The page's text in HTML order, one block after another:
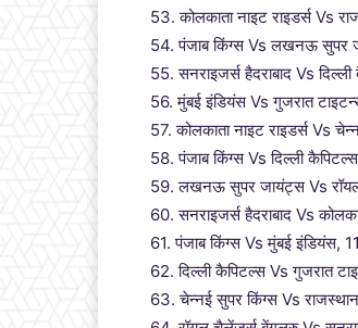
53. कोलकाता नाइट राइडर्स Vs
54. पंजाब किंग्स Vs लखनऊ सुपर
55. सनराइजर्स हैदराबाद Vs
56. मुंबई इंडियंस Vs गुजरात
57. कोलकाता नाइट राइडर्स Vs
58. पंजाब किंग्स Vs दिल्ली
59. लखनऊ सुपर जायंट्स Vs
60. सनराइजर्स हैदराबाद Vs
61. पंजाब किंग्स Vs मुंबई इंडियंस,
62. दिल्ली कैपिटल्स Vs गुजरात
63. चेन्नई सुपर किंग्स Vs